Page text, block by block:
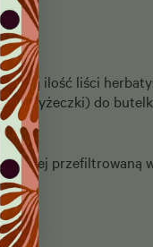
ilość liści
(2-3 łyżeczki) do
przefiltrowaną